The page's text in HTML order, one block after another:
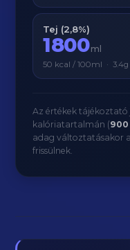
Tej (2,8%)
1800ml
50 kcal / 100ml ·
Az értékek tájékoztató
kalóriatartalmán (900
adag változtatásakor
frissülnek.